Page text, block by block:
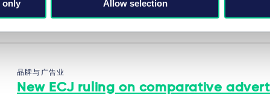
only Allow selection
2025年7月1日
品牌与广告业
New ECJ ruling on comparative